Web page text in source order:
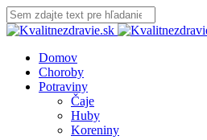
Domov
Choroby
Potraviny
Čaje
Huby
Koreniny